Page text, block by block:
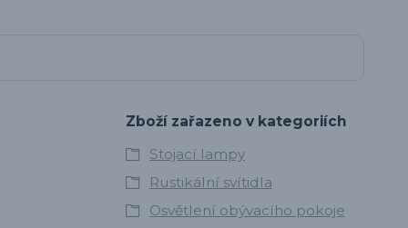
Zboží zařazeno v kategoriích
Stojací lampy
Rustikální svítidla
Osvětlení obývacího pokoje